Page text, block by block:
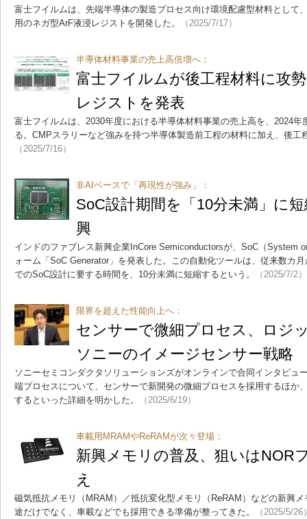
富士フイルムは、先端半導体の製造プロセス向け環境配慮型材料として
用のネガ型ArF液浸レジストを開発した。
（2025/7/17）
半導体材料事業の売上高倍増へ：
富士フイルムが後工程材料に攻
レジストを発表
富士フイルムは、2030年度における半導体材料事業の売上高を、2024年
る。CMPスラリーなど強みを持つ半導体製造前工程の材料に加え、後工
（2025/7/16）
非AIベースで「再現性が強み」：
SoC設計期間を「10分未満」に
興
インドのファブレス新興企業InCore Semiconductorsが、SoC（System
ォーム「SoC Generator」を発表した。この自動化ツールは、従来数カ
でのSoC設計に要する時間を、10分未満に短縮するという。
（2025/7/2）
限界を超えた性能向上へ：
センサーで微細プロセス、ロ
ソニーのイメージセンサー戦略
ソニーセミコンダクタソリューションズがオンラインで合同インタビュ
端プロセスについて、センサーで新開発の微細プロセスを採用するほか
するといった詳細を明かした。
（2025/6/19）
車載用MRAMやReRAMが次々登場：
新興メモリの普及、狙いはNOR
え
磁気抵抗メモリ（MRAM）／抵抗変化型メモリ（ReRAM）などの新興
途だけでなく、車載などでも採用できる準備が整ってきた。
（2025/5/26